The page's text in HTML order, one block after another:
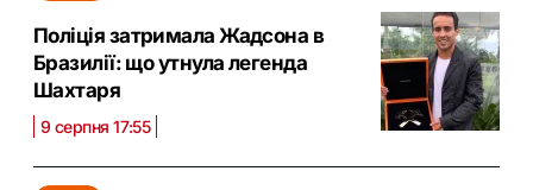
Поліція затримала Жадсона в
Бразилії: що утнула легенда
Шахтаря
9 серпня 17:55